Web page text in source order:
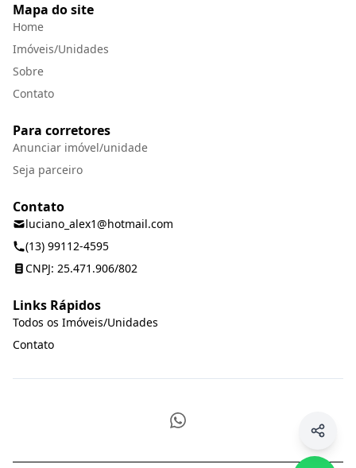
Mapa do site
Home
Imóveis/Unidades
Sobre
Contato
Para corretores
Anunciar imóvel/unidade
Seja parceiro
Contato
luciano_alex1@hotmail.com
(13) 99112-4595
CNPJ: 25.471.906/802
Links Rápidos
Todos os Imóveis/Unidades
Contato
WhatsApp